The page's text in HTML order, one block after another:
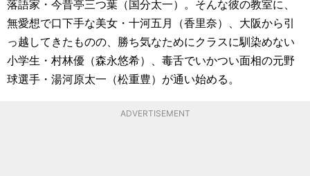
落語家・今昔亭三つ葉（国分太一）。そんな彼の教室に、
無愛想で口下手な美女・十河五月（香里奈）、大阪から引
っ越してきたものの、勝ち気なためにクラスに馴染めない
小学生・村林優（森永悠希）、毒舌でいかつい面相の元野
球選手・湯河原太一（松重豊）が通い始める。
ADVERTISEMENT